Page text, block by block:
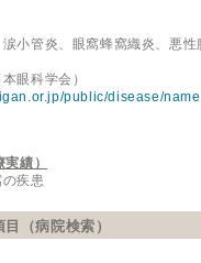
涙小管炎、眼窩蜂窩織炎、悪
眼科学会）
public/disease/
績）
疾患
（病院検索）